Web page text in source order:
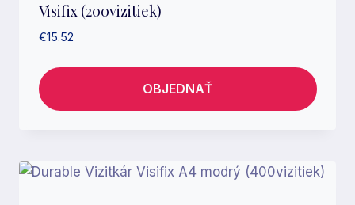
Visifix (200vizitiek)
€15.52
OBJEDNAŤ